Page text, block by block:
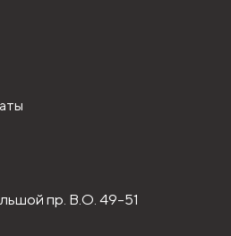
пр. В.О. 49-51